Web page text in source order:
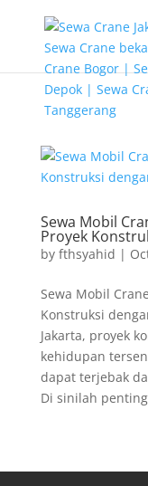
Sewa Mobil
Proyek
by fthsyahid |
Sewa Mobil
Konstruksi
Jakarta, proyek
kehidupan
dapat terjebak
Di sinilah